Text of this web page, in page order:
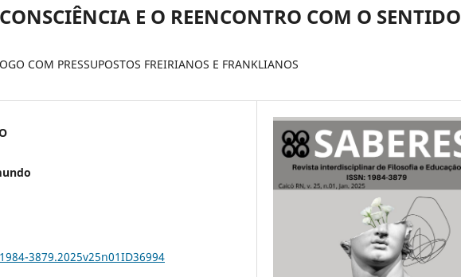
E O REENCONTRO COM O SENTIDO
COM PRESSUPOSTOS FREIRIANOS E FRANKLIANOS
3879.2025v25n01ID36994